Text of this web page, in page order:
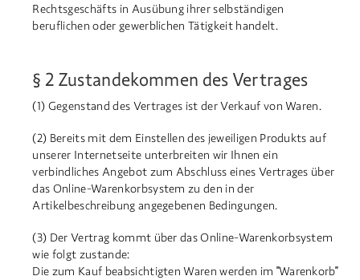
Rechtsgeschäfts in Ausübung ihrer selbständigen
beruflichen oder gewerblichen Tätigkeit handelt.
§ 2 Zustandekommen des Vertrages
(1) Gegenstand des Vertrages ist der Verkauf von Waren.
(2) Bereits mit dem Einstellen des jeweiligen Produkts auf
unserer Internetseite unterbreiten wir Ihnen ein
verbindliches Angebot zum Abschluss eines Vertrages über
das Online-Warenkorbsystem zu den in der
Artikelbeschreibung angegebenen Bedingungen.
(3) Der Vertrag kommt über das Online-Warenkorbsystem
wie folgt zustande:
Die zum Kauf beabsichtigten Waren werden im "Warenkorb"